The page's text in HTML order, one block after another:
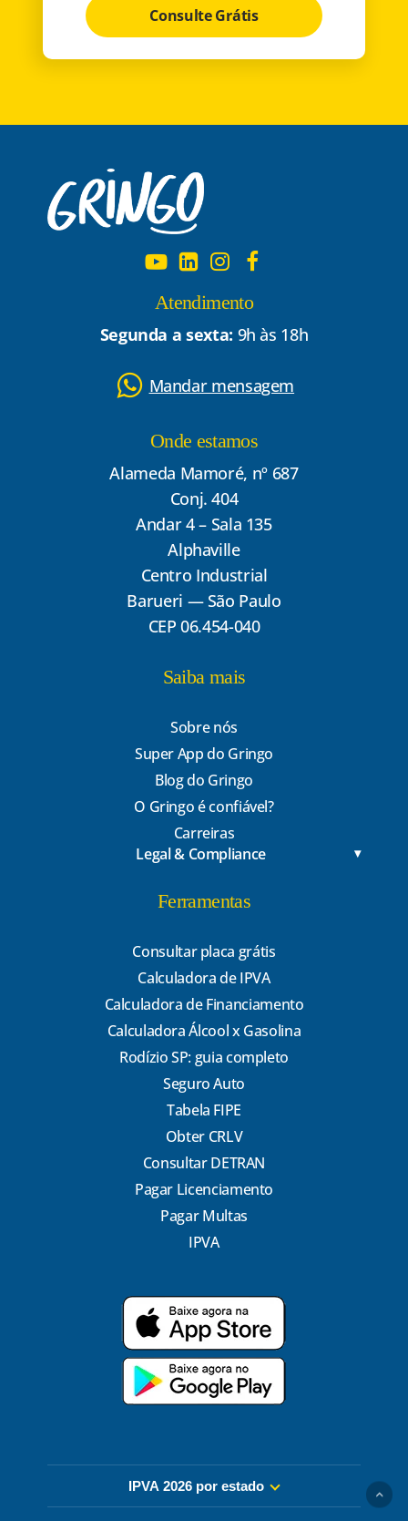
Consulte Grátis
Atendimento
Segunda a sexta: 9h às 18h
Mandar mensagem
Onde estamos
Alameda Mamoré, nº 687
Conj. 404
Andar 4 – Sala 135
Alphaville
Centro Industrial
Barueri — São Paulo
CEP 06.454-040
Saiba mais
Sobre nós
Super App do Gringo
Blog do Gringo
O Gringo é confiável?
Carreiras
Legal & Compliance
Ferramentas
Consultar placa grátis
Calculadora de IPVA
Calculadora de Financiamento
Calculadora Álcool x Gasolina
Rodízio SP: guia completo
Seguro Auto
Tabela FIPE
Obter CRLV
Consultar DETRAN
Pagar Licenciamento
Pagar Multas
IPVA
IPVA 2026 por estado